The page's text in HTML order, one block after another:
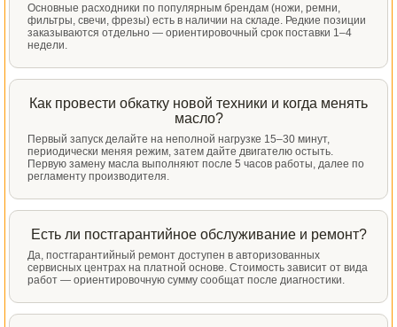
Основные расходники по популярным брендам (ножи, ремни,
фильтры, свечи, фрезы) есть в наличии на складе. Редкие позиции
заказываются отдельно — ориентировочный срок поставки 1–4
недели.
Как провести обкатку новой техники и когда менять
масло?
Первый запуск делайте на неполной нагрузке 15–30 минут,
периодически меняя режим, затем дайте двигателю остыть.
Первую замену масла выполняют после 5 часов работы, далее по
регламенту производителя.
Есть ли постгарантийное обслуживание и ремонт?
Да, постгарантийный ремонт доступен в авторизованных
сервисных центрах на платной основе. Стоимость зависит от вида
работ — ориентировочную сумму сообщат после диагностики.